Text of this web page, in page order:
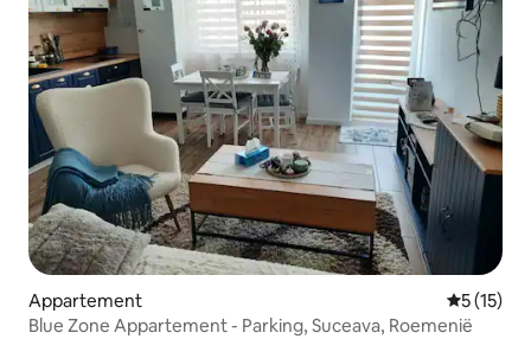
Appartement
5 (15)
Blue Zone Appartement - Parking, Suceava, Roemenië